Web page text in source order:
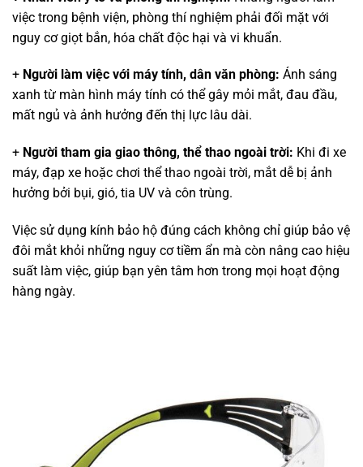
việc trong bệnh viện, phòng thí nghiệm phải đối mặt với
nguy cơ giọt bắn, hóa chất độc hại và vi khuẩn.
+ Người làm việc với máy tính, dân văn phòng: Ánh sáng
xanh từ màn hình máy tính có thể gây mỏi mắt, đau đầu,
mất ngủ và ảnh hưởng đến thị lực lâu dài.
+ Người tham gia giao thông, thể thao ngoài trời: Khi đi xe
máy, đạp xe hoặc chơi thể thao ngoài trời, mắt dễ bị ảnh
hưởng bởi bụi, gió, tia UV và côn trùng.
Việc sử dụng kính bảo hộ đúng cách không chỉ giúp bảo vệ
đôi mắt khỏi những nguy cơ tiềm ẩn mà còn nâng cao hiệu
suất làm việc, giúp bạn yên tâm hơn trong mọi hoạt động
hàng ngày.